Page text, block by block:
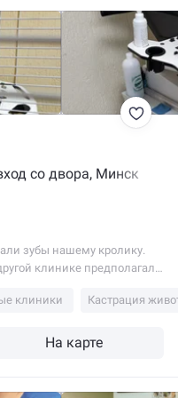
со двора, Минск
клинике предполагали
С лечение
клиники Кастрация
На карте